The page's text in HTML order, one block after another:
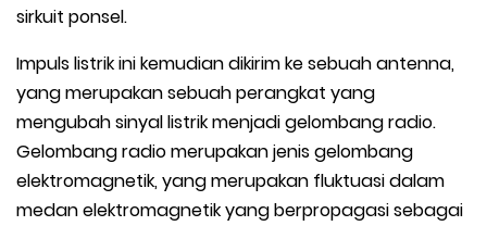
sirkuit ponsel.
Impuls listrik ini kemudian dikirim ke sebuah antenna,
yang merupakan sebuah perangkat yang
mengubah sinyal listrik menjadi gelombang radio.
Gelombang radio merupakan jenis gelombang
elektromagnetik, yang merupakan fluktuasi dalam
medan elektromagnetik yang berpropagasi sebagai